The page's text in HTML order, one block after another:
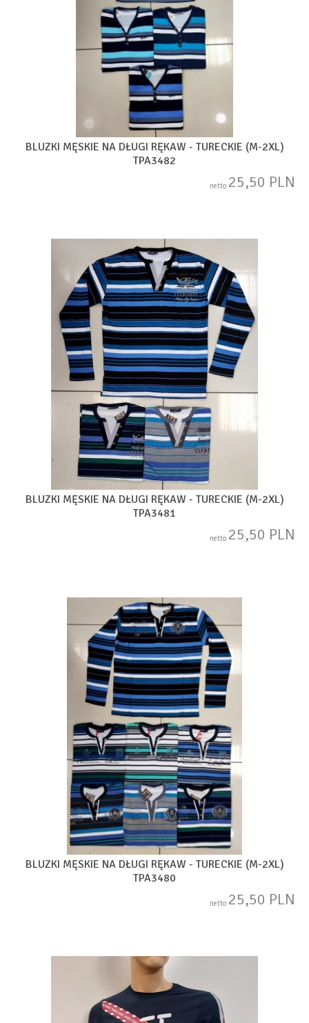
BLUZKI MĘSKIE NA DŁUGI RĘKAW - TURECKIE (M-2XL)
TPA3482
netto 25,50 PLN
BLUZKI MĘSKIE NA DŁUGI RĘKAW - TURECKIE (M-2XL)
TPA3481
netto 25,50 PLN
BLUZKI MĘSKIE NA DŁUGI RĘKAW - TURECKIE (M-2XL)
TPA3480
netto 25,50 PLN